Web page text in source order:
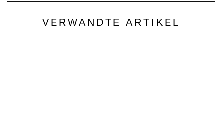
VERWANDTE ARTIKEL